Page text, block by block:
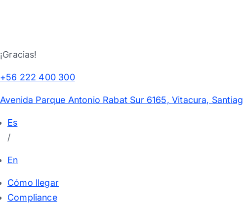
¡Gracias!
+56 222 400 300
Avenida Parque Antonio Rabat Sur 6165, Vitacura,
Es
/
En
Cómo llegar
Compliance